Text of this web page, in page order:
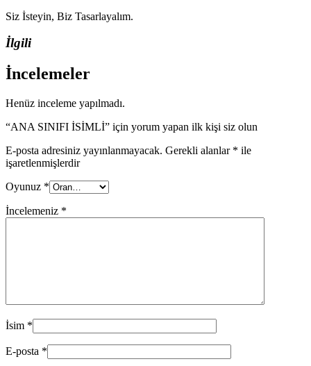
Siz İsteyin, Biz Tasarlayalım.
İlgili
İncelemeler
Henüz inceleme yapılmadı.
“ANA SINIFI İSİMLİ” için yorum yapan ilk kişi siz olun
E-posta adresiniz yayınlanmayacak. Gerekli alanlar * ile
işaretlenmişlerdir
Oyunuz *
İncelemeniz *
İsim *
E-posta *